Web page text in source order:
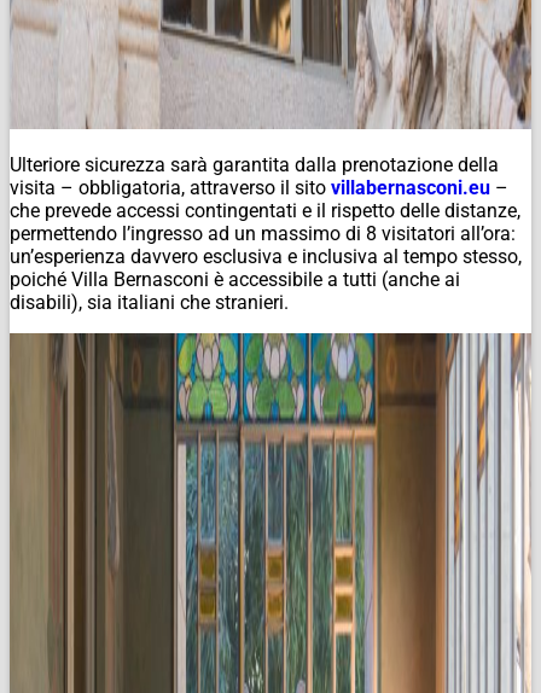
Ulteriore sicurezza sarà garantita dalla prenotazione della
visita – obbligatoria, attraverso il sito villabernasconi.eu –
che prevede accessi contingentati e il rispetto delle distanze,
permettendo l’ingresso ad un massimo di 8 visitatori all’ora:
un’esperienza davvero esclusiva e inclusiva al tempo stesso,
poiché Villa Bernasconi è accessibile a tutti (anche ai
disabili), sia italiani che stranieri.